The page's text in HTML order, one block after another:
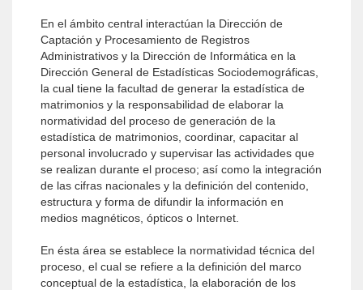
En el ámbito central interactúan la Dirección de
Captación y Procesamiento de Registros
Administrativos y la Dirección de Informática en la
Dirección General de Estadísticas Sociodemográficas,
la cual tiene la facultad de generar la estadística de
matrimonios y la responsabilidad de elaborar la
normatividad del proceso de generación de la
estadística de matrimonios, coordinar, capacitar al
personal involucrado y supervisar las actividades que
se realizan durante el proceso; así como la integración
de las cifras nacionales y la definición del contenido,
estructura y forma de difundir la información en
medios magnéticos, ópticos o Internet.
En ésta área se establece la normatividad técnica del
proceso, el cual se refiere a la definición del marco
conceptual de la estadística, la elaboración de los